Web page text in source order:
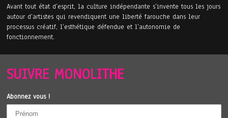
Avant tout état d’esprit, la culture indépendante s’invente tous les jours
autour d’artistes qui revendiquent une liberté farouche dans leur
processus créatif, l’esthétique défendue et l’autonomie de
fonctionnement.
SUIVRE MONOLITHE
Abonnez vous !